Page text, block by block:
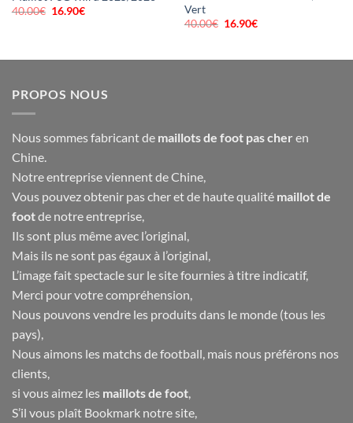
40.00€ Le
16.90€Le
Vert
40.00€ Le
16.90€Le
PROPOS NOUS
Nous sommes fabricant de maillots de foot pas cher en
Chine.
Notre entreprise viennent de Chine,
Vous pouvez obtenir pas cher et de haute qualité maillot de
footde notre entreprise,
Ils sont plus même avec l’original,
Mais ils ne sont pas égaux à l’original,
L’image fait spectacle sur le site fournies à titre indicatif,
Merci pour votre compréhension,
Nous pouvons vendre les produits dans le monde (tous les
pays),
Nous aimons les matchs de football, mais nous préférons nos
clients,
si vous aimez les maillots de foot
S’il vous plaît Bookmark notre site,